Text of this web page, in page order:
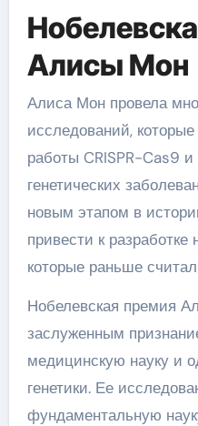
Алисы Мон
Алиса Мон провела
исследований,
работы CRISPR-Cas9
генетических
новым этапом в
привести к
которые раньше
Нобелевская премия
заслуженным
медицинскую науку и
генетики. Ее
фундаментальную